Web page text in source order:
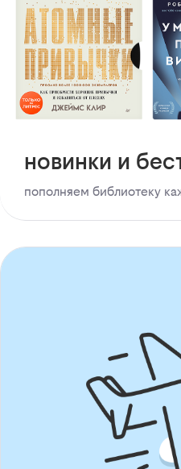
новинки и
пополняем библиотеку